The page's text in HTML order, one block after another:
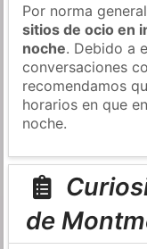
Por norma
sitios de ocio en
noche. Debido a
conversaciones
recomendamos
horarios en que
noche.
de